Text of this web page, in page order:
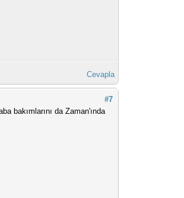
Cevapla
#7
bakımlarını da Zaman'ında